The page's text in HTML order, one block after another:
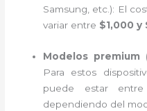
Samsung, etc.): El
variar entre $1,000 y
Modelos premium
Para estos
puede estar
dependiendo del